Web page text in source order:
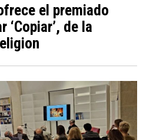
el premiado
de la